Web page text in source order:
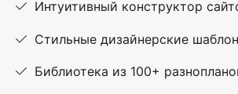
Интуитивный конструктор
Стильные дизайнерские
Библиотека из 100+